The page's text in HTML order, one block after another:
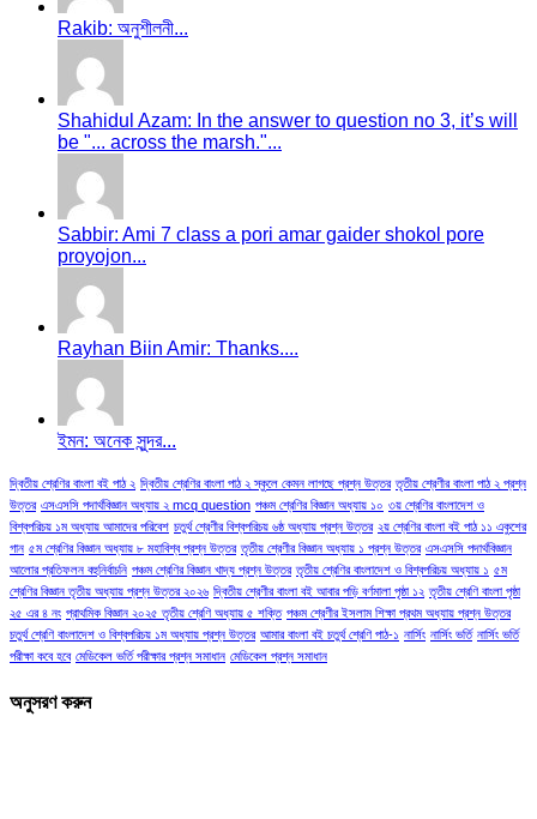
Rakib: অনুশীলনী...
Shahidul Azam: In the answer to question no 3, it’s will
be "... across the marsh."...
Sabbir: Ami 7 class a pori amar gaider shokol pore
proyojon...
Rayhan Biin Amir: Thanks....
ইমন: অনেক সুন্দর...
দ্বিতীয় শ্রেণির বাংলা বই পাঠ ২ দ্বিতীয় শ্রেণির বাংলা পাঠ ২ স্কুলে কেমন লাগছে প্রশ্ন উত্তর তৃতীয় শ্রেণীর বাংলা পাঠ ২ প্রশ্ন
উত্তর এসএসসি পদার্থবিজ্ঞান অধ্যায় ২ mcq question পঞ্চম শ্রেণির বিজ্ঞান অধ্যায় ১০ ৩য় শ্রেণির বাংলাদেশ ও
বিশ্বপরিচয় ১ম অধ্যায় আমাদের পরিবেশ চতুর্থ শ্রেণীর বিশ্বপরিচয় ৬ষ্ঠ অধ্যায় প্রশ্ন উত্তর ২য় শ্রেণির বাংলা বই পাঠ ১১ একুশের
গান ৫ম শ্রেণির বিজ্ঞান অধ্যায় ৮ মহাবিশ্ব প্রশ্ন উত্তর তৃতীয় শ্রেণীর বিজ্ঞান অধ্যায় ১ প্রশ্ন উত্তর এসএসসি পদার্থবিজ্ঞান
আলোর প্রতিফলন বহুনির্বাচনি পঞ্চম শ্রেণির বিজ্ঞান খাদ্য প্রশ্ন উত্তর তৃতীয় শ্রেণির বাংলাদেশ ও বিশ্বপরিচয় অধ্যায় ১ ৫ম
শ্রেণির বিজ্ঞান তৃতীয় অধ্যায় প্রশ্ন উত্তর ২০২৬ দ্বিতীয় শ্রেণীর বাংলা বই আবার পড়ি বর্ণমালা পৃষ্ঠা ১২ তৃতীয় শ্রেণি বাংলা পৃষ্ঠা
২৫ এর ৪ নং প্রাথমিক বিজ্ঞান ২০২৫ তৃতীয় শ্রেণি অধ্যায় ৫ শক্তি পঞ্চম শ্রেণীর ইসলাম শিক্ষা প্রথম অধ্যায় প্রশ্ন উত্তর
চতুর্থ শ্রেণি বাংলাদেশ ও বিশ্বপরিচয় ১ম অধ্যায় প্রশ্ন উত্তর আমার বাংলা বই চতুর্থ শ্রেণি পাঠ-১ নার্সিং নার্সিং ভর্তি নার্সিং ভর্তি
পরীক্ষা কবে হবে মেডিকেল ভর্তি পরীক্ষার প্রশ্ন সমাধান মেডিকেল প্রশ্ন সমাধান
অনুসরণ করুন